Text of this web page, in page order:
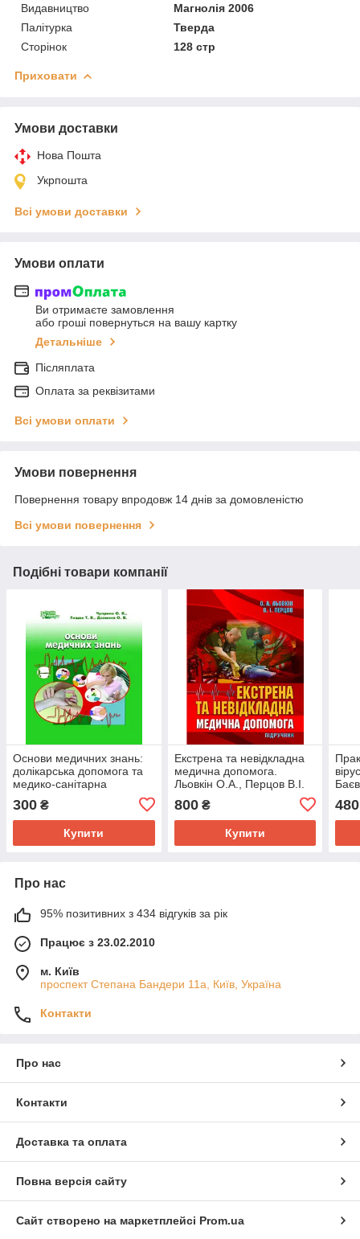
Видавництво
Магнолія 2006
Палітурка
Тверда
Сторінок
128 стр
Приховати
Умови доставки
Нова Пошта
Укрпошта
Всі умови доставки
Умови оплати
Ви отримаєте замовлення
або гроші повернуться на вашу картку
Детальніше
Післяплата
Оплата за реквізитами
Всі умови оплати
Умови повернення
Повернення товару впродовж 14 днів за домовленістю
Всі умови повернення
Подібні товари компанії
Основи медичних знань:
долікарська допомога та
медико-санітарна
підготовка Чуприна О.В.
300 ₴
Купити
Екстрена та невідкладна
медична допомога.
Льовкін О.А., Перцов В.І.
800₴
Купити
480
Про нас
95% позитивних з 434 відгуків за рік
Працює з 23.02.2010
м. Київ
проспект Степана Бандери 11а, Київ, Україна
Контакти
Про нас
Контакти
Доставка та оплата
Повна версія сайту
Сайт створено на маркетплейсі Prom.ua